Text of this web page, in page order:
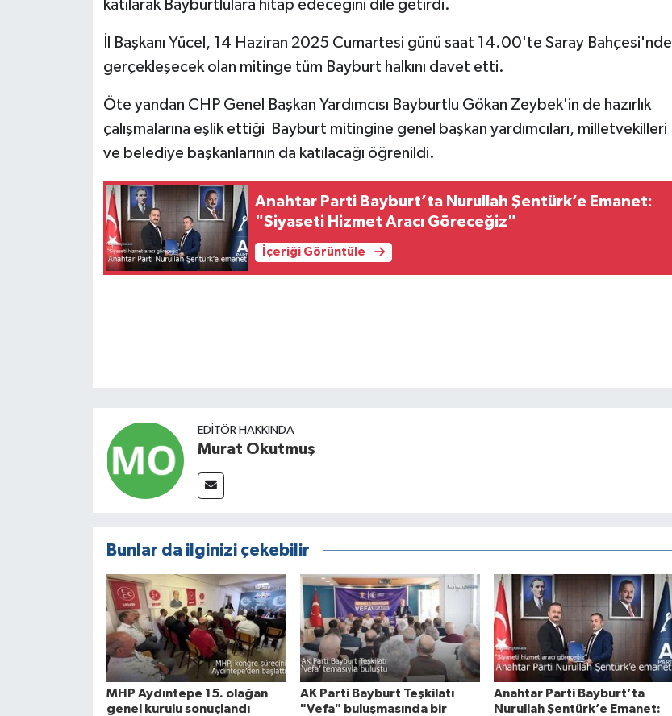
katılarak Bayburtlulara hitap edeceğini dile getirdi.
İl Başkanı Yücel, 14 Haziran 2025 Cumartesi günü saat 14.00'te Saray Bahçesi'nde
gerçekleşecek olan mitinge tüm Bayburt halkını davet etti.
Öte yandan CHP Genel Başkan Yardımcısı Bayburtlu Gökan Zeybek'in de hazırlık
çalışmalarına eşlik ettiği Bayburt mitingine genel başkan yardımcıları, milletvekilleri
ve belediye başkanlarının da katılacağı öğrenildi.
Anahtar Parti Bayburt’ta Nurullah Şentürk’e Emanet:
"Siyaseti Hizmet Aracı Göreceğiz"
İçeriği Görüntüle
EDITÖR HAKKINDA
Murat Okutmuş
Bunlar da ilginizi çekebilir
MHP Aydıntepe 15. olağan
genel kurulu sonuçlandı
AK Parti Bayburt Teşkilatı
"Vefa" buluşmasında bir
Anahtar Parti Bayburt’ta
Nurullah Şentürk’e Emanet: